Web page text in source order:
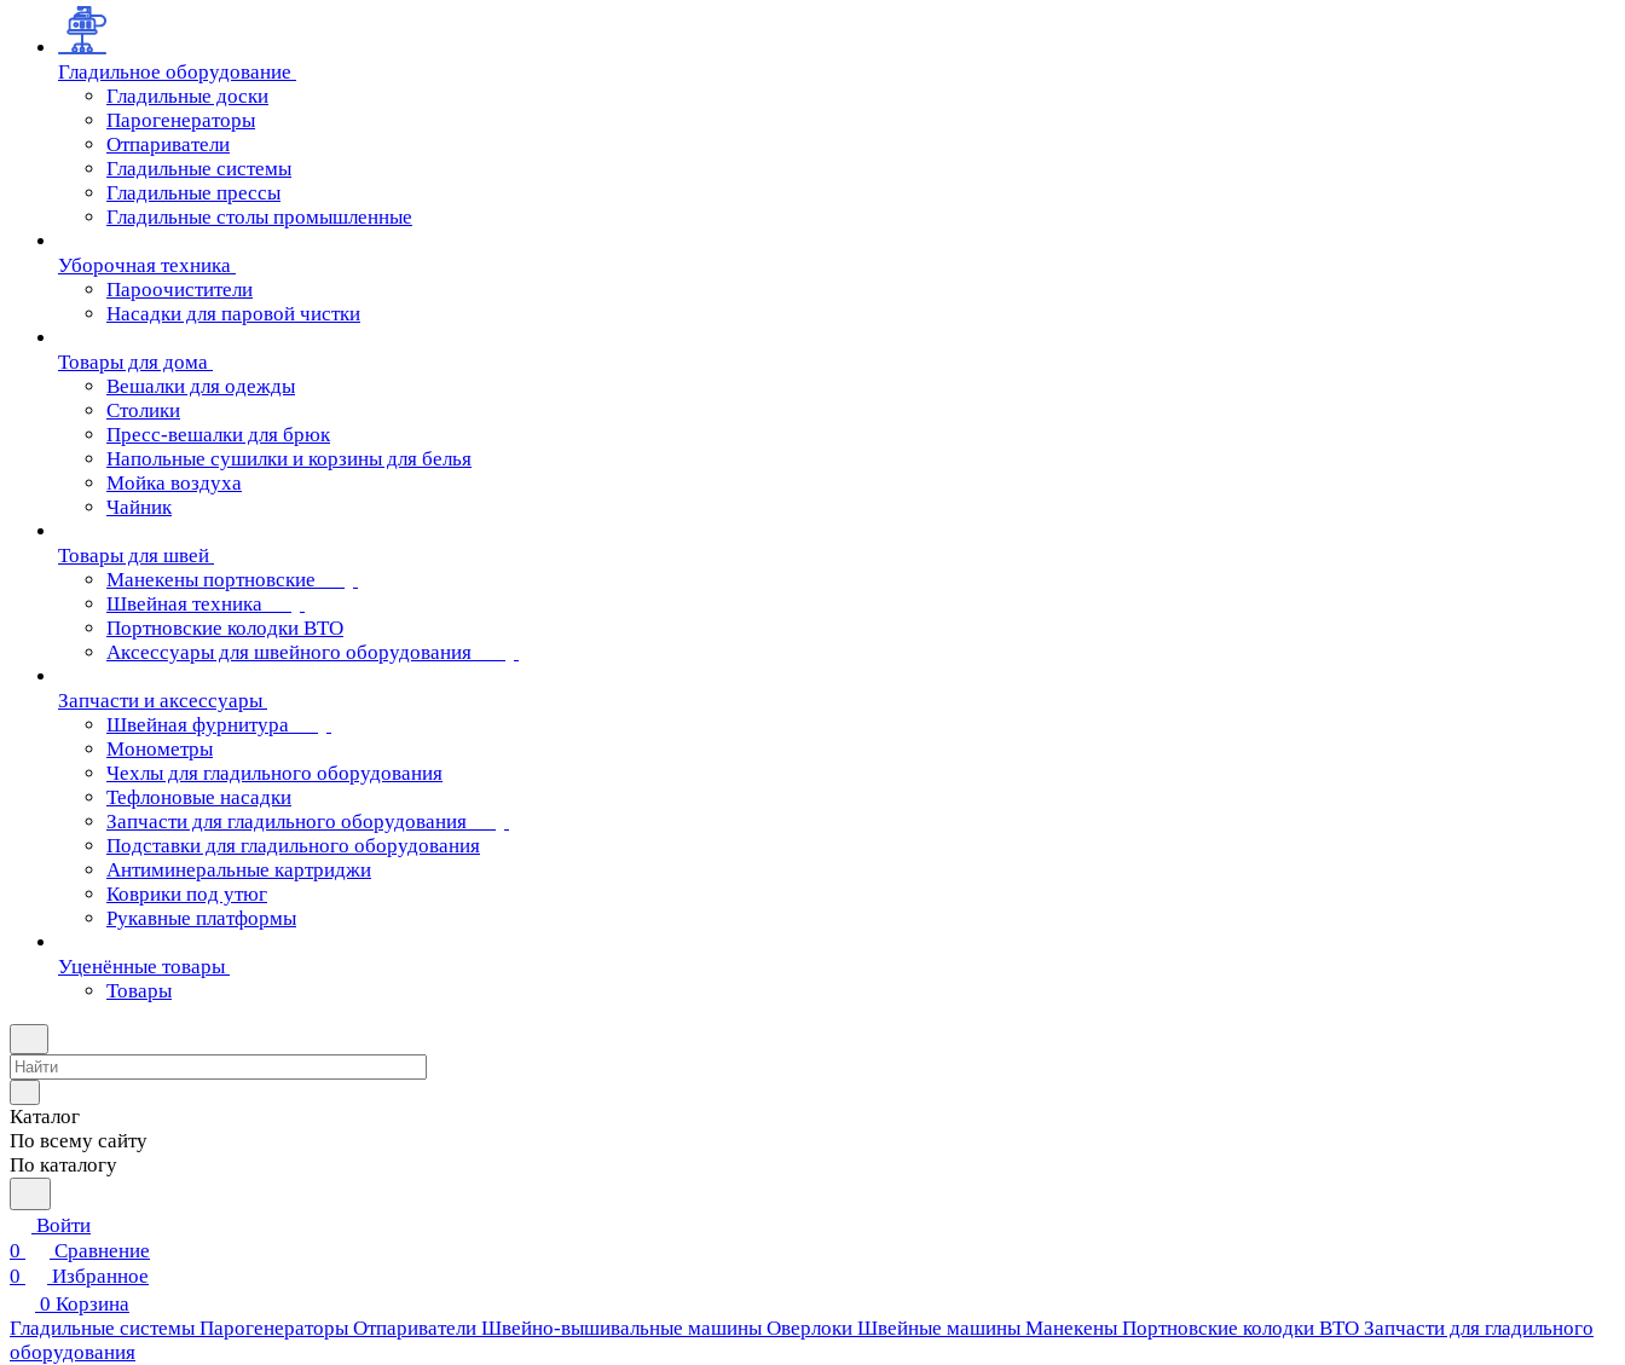
Гладильное оборудование
Гладильные доски
Парогенераторы
Отпариватели
Гладильные системы
Гладильные прессы
Гладильные столы промышленные
Уборочная техника
Пароочистители
Насадки для паровой чистки
Товары для дома
Вешалки для одежды
Столики
Пресс-вешалки для брюк
Напольные сушилки и корзины для белья
Мойка воздуха
Чайник
Товары для швей
Манекены портновские
Швейная техника
Портновские колодки ВТО
Аксессуары для швейного оборудования
Запчасти и аксессуары
Швейная фурнитура
Монометры
Чехлы для гладильного оборудования
Тефлоновые насадки
Запчасти для гладильного оборудования
Подставки для гладильного оборудования
Антиминеральные картриджи
Коврики под утюг
Рукавные платформы
Уценённые товары
Товары
Каталог
По всему сайту
По каталогу
Войти
0
Сравнение
0
Избранное
0 Корзина
Гладильные системы Парогенераторы Отпариватели Швейно-вышивальные машины Оверлоки Швейные машины Манекены Портновские колодки ВТО Запчасти для гладильного
оборудования